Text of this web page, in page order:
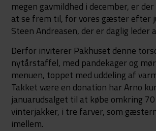
megen gavmildhed i december, er
at se frem til, for vores gæster efter
Steen Andreasen, der er daglig leder
Derfor inviterer Pakhuset denne
nytårstaffel, med pandekager og
menuen, toppet med uddeling af
Takket være en donation har Arno
januarudsalget til at købe omkring 70
vinterjakker, i tre farver, som
imellem.